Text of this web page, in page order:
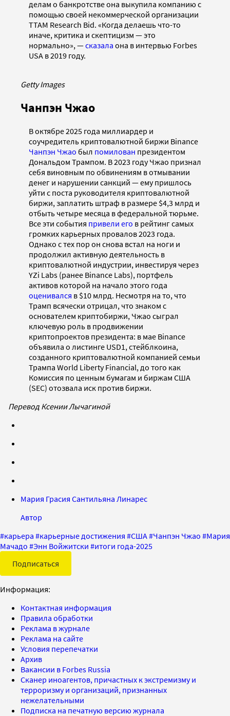
делам о банкротстве она выкупила компанию с
помощью своей некоммерческой организации
TTAM Research Bid. «Когда делаешь что-то
иначе, критика и скептицизм — это
нормально», —сказала она в интервью Forbes
USA в 2019 году.
Getty Images
Чанпэн Чжао
В октябре 2025 года миллиардер и
соучредитель криптовалютной биржи Binance
Чанпэн Чжао был помилован президентом
Дональдом Трампом. В 2023 году Чжао признал
себя виновным по обвинениям в отмывании
денег и нарушении санкций — ему пришлось
уйти с поста руководителя криптовалютной
биржи, заплатить штраф в размере $4,3 млрд и
отбыть четыре месяца в федеральной тюрьме.
Все эти события привели его в рейтинг самых
громких карьерных провалов 2023 года.
Однако с тех пор он снова встал на ноги и
продолжил активную деятельность в
криптовалютной индустрии, инвестируя через
YZi Labs (ранее Binance Labs), портфель
активов которой на начало этого года
оценивался в $10 млрд. Несмотря на то, что
Трамп всячески отрицал, что знаком с
основателем криптобиржи, Чжао сыграл
ключевую роль в продвижении
криптопроектов президента: в мае Binance
объявила о листинге USD1, стейблкоина,
созданного криптовалютной компанией семьи
Трампа World Liberty Financial, до того как
Комиссия по ценным бумагам и биржам США
(SEC) отозвала иск против биржи.
Перевод Ксении Лычагиной
Мария Грасия Сантильяна Линарес
Автор
#карьера #карьерные достижения #США#Чанпэн Чжао #Мария
Мачадо #Энн Войжитски #итоги года-2025
Подписаться
Информация:
Контактная информация
Правила обработки
Реклама в журнале
Реклама на сайте
Условия перепечатки
Архив
Вакансии в Forbes Russia
Сканер иноагентов, причастных к экстремизму и
терроризму и организаций, признанных
нежелательными
Подписка на печатную версию журнала